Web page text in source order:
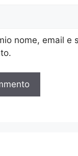
nome, email e